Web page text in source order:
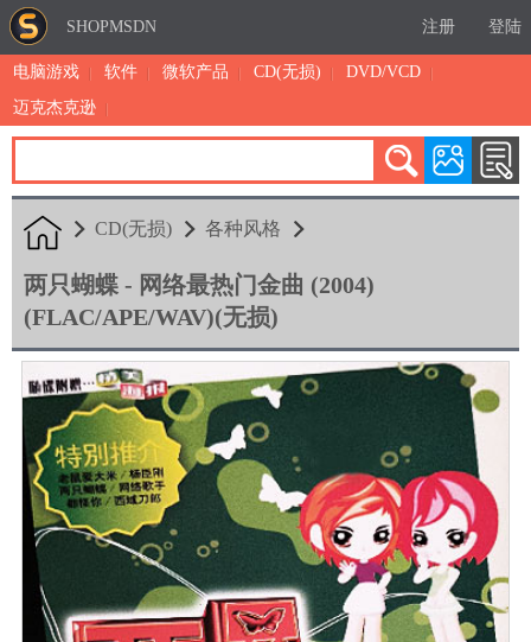
SHOPMSDN 注册 登陆
电脑游戏 软件 微软产品 CD(无损)
DVD/VCD
迈克杰克逊
累计注册：4875
CD(无损) 各种风格
两只蝴蝶 - 网络最热门金曲 (2004)
(FLAC/APE/WAV)(无损)